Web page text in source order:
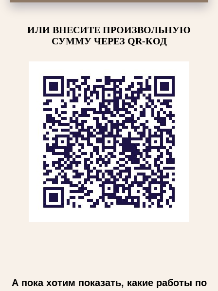
ИЛИ ВНЕСИТЕ ПРОИЗВОЛЬНУЮ
СУММУ ЧЕРЕЗ QR-КОД
А пока хотим показать, какие работы по